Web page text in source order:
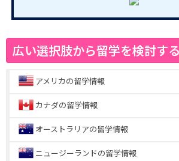
広い選択肢から留学を検討する
アメリカの留学情報
カナダの留学情報
オーストラリアの留学情報
ニュージーランドの留学情報